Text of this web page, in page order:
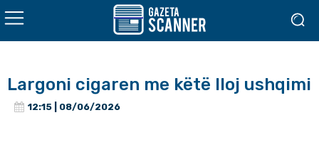
Largoni cigaren me këtë lloj ushqimi
12:15 | 08/06/2026